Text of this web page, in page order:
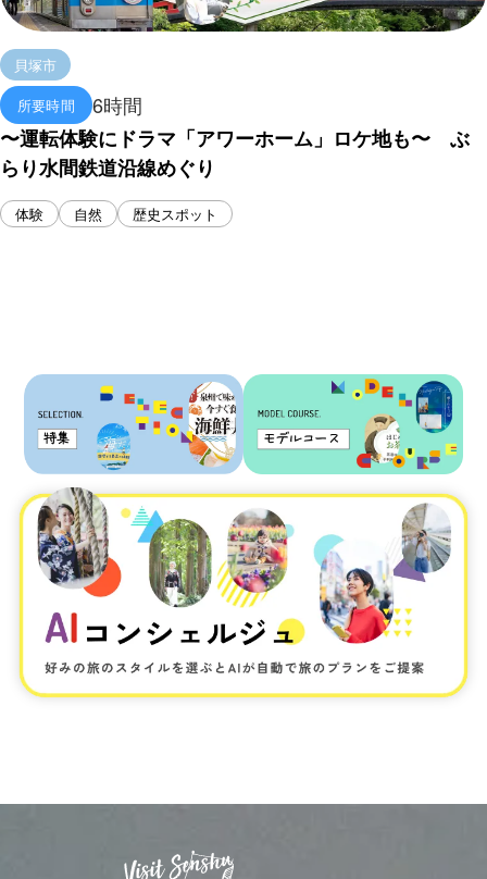
貝塚市
所要時間
6時間
〜運転体験にドラマ「アワーホーム」ロケ地も〜 ぶ
らり水間鉄道沿線めぐり
体験 自然 歴史スポット